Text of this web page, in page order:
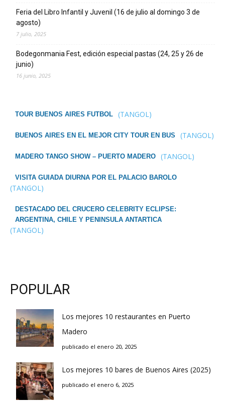
Feria del Libro Infantil y Juvenil (16 de julio al domingo 3 de
agosto)
7 julio, 2025
Bodegonmania Fest, edición especial pastas (24, 25 y 26 de
junio)
16 junio, 2025
TOUR BUENOS AIRES FUTBOL (TANGOL)
BUENOS AIRES EN EL MEJOR CITY TOUR EN BUS (TANGOL)
MADERO TANGO SHOW – PUERTO MADERO (TANGOL)
VISITA GUIADA DIURNA POR EL PALACIO BAROLO
(TANGOL)
DESTACADO DEL CRUCERO CELEBRITY ECLIPSE:
ARGENTINA, CHILE Y PENINSULA ANTARTICA
(TANGOL)
POPULAR
Los mejores 10 restaurantes en Puerto
Madero
publicado el enero 20, 2025
Los mejores 10 bares de Buenos Aires (2025)
publicado el enero 6, 2025